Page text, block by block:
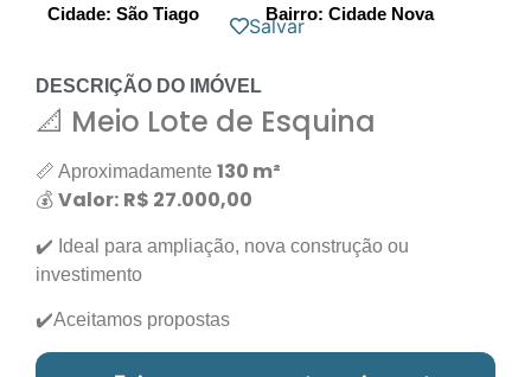
Cidade: São Tiago
Salvar
Bairro: Cidade Nova
DESCRIÇÃO DO IMÓVEL
📐 Meio Lote de Esquina
📏 Aproximadamente 130 m²
💰 Valor: R$ 27.000,00
✔️ Ideal para ampliação, nova construção ou
investimento
✔️Aceitamos propostas